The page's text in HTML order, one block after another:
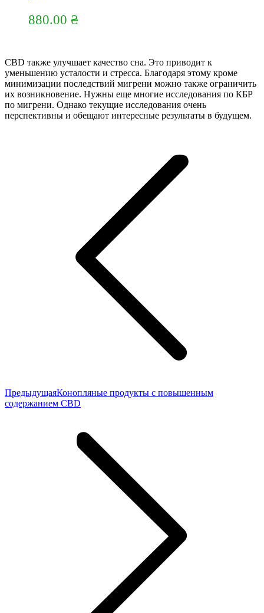
880.00 ₴
CBD также улучшает качество сна. Это приводит к
уменьшению усталости и стресса. Благодаря этому кроме
минимизации последствий мигрени можно также ограничить
их возникновение. Нужны еще многие исследования по КБР
по мигрени. Однако текущие исследования очень
перспективны и обещают интересные результаты в будущем.
ПредыдущаяПредыдущая
запись:
Конопляные продукты с повышенным
содержанием CBD